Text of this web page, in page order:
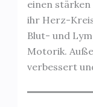
einen
ihr Herz-
Blut- und
Motorik.
verbessert